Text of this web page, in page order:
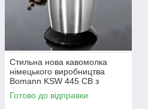
Стильна нова кавомолка
німецького виробництва
Bomann KSW 445 CB з
Німеччини з гарантією
Готово до відправки